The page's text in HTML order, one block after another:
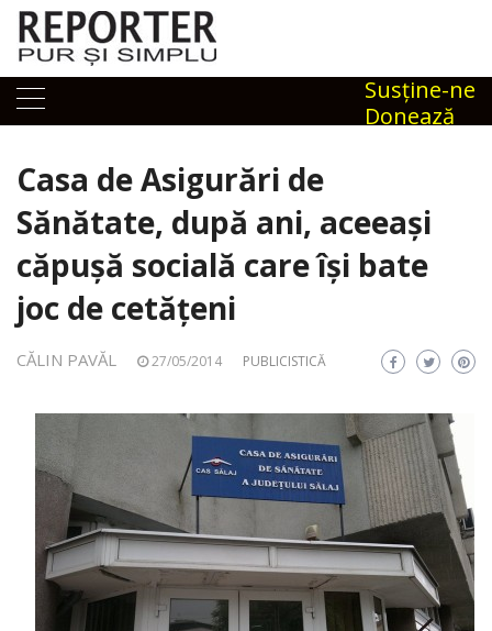
Skip
content
Susţine-ne
Donează
Casa de Asigurări de
Sănătate, după ani, aceeași
căpușă socială care își bate
joc de cetățeni
CĂLIN PAVĂL 27/05/2014 PUBLICISTICĂ